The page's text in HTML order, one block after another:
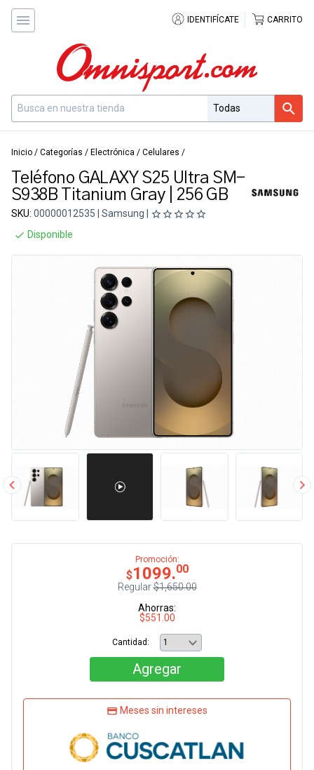
IDENTIFÍCATE CARRITO
Inicio / Categorías / Electrónica / Celulares /
Teléfono GALAXY S25 Ultra SM-
S938B Titanium Gray | 256 GB
SKU: 00000012535 | Samsung |
Disponible
Promoción:
$1099.00
Regular$1,650.00
Ahorras:
$551.00
Cantidad:
Agregar
Meses sin intereses